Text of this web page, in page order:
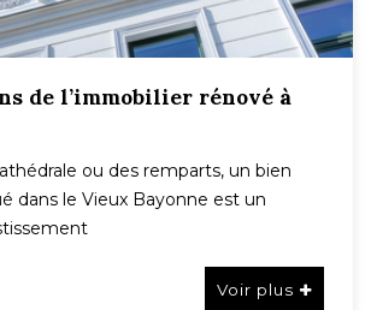
de l’immobilier rénové à
ou des remparts, un bien
dans le Vieux Bayonne est un
Voir plus